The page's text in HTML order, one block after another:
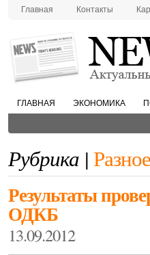
Главная Контакты
ГЛАВНАЯ ЭКОНОМИКА
Рубрика | Разное
Результаты
ОДКБ
13.09.2012